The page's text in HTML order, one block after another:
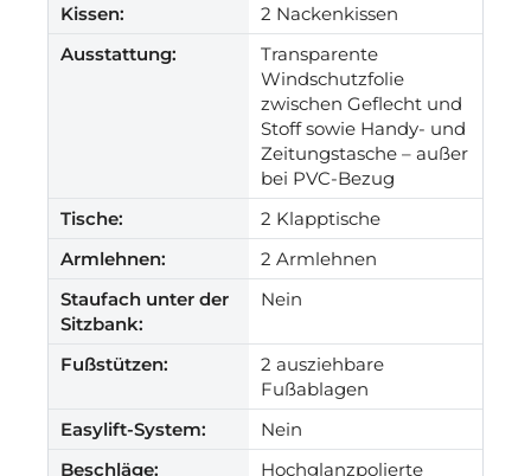
Kissen:
2 Nackenkissen
Ausstattung:
Transparente
Windschutzfolie
zwischen Geflecht und
Stoff sowie Handy- und
Zeitungstasche – außer
bei PVC-Bezug
Tische:
2 Klapptische
Armlehnen:
2 Armlehnen
Staufach unter der
Sitzbank:
Nein
Fußstützen:
2 ausziehbare
Fußablagen
Easylift-System:
Nein
Beschläge:
Hochglanzpolierte